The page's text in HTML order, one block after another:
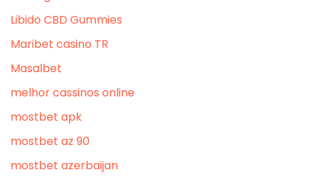
Libido CBD Gummies
Maribet casino TR
Masalbet
melhor cassinos online
mostbet apk
mostbet az 90
mostbet azerbaijan